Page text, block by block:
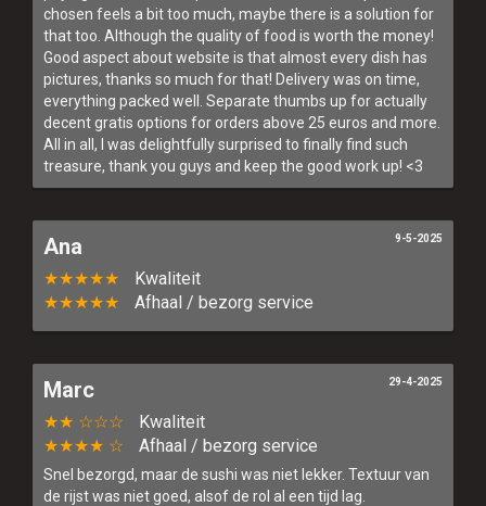
chosen feels a bit too much, maybe there is a solution for
that too. Although the quality of food is worth the money!
Good aspect about website is that almost every dish has
pictures, thanks so much for that! Delivery was on time,
everything packed well. Separate thumbs up for actually
decent gratis options for orders above 25 euros and more.
All in all, I was delightfully surprised to finally find such
treasure, thank you guys and keep the good work up! <3
Ana
★★★★★
Kwaliteit
★★★★★
Afhaal / bezorg service
9-5-2025
Marc
★★ ☆☆☆
Kwaliteit
★★★★ ☆
Afhaal / bezorg service
Snel bezorgd, maar de sushi was niet lekker. Textuur van
de rijst was niet goed, alsof de rol al een tijd lag.
29-4-2025